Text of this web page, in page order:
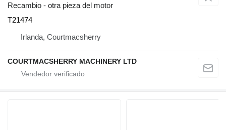
Recambio - otra pieza del motor
T21474
Irlanda, Courtmacsherry
COURTMACSHERRY MACHINERY LTD